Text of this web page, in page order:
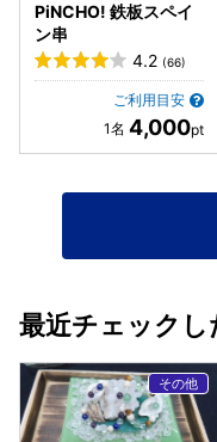
PiNCHO! 鉄板スペイ
ン串
4.2 (66)
ご利用目安
4,000
最近チェックし